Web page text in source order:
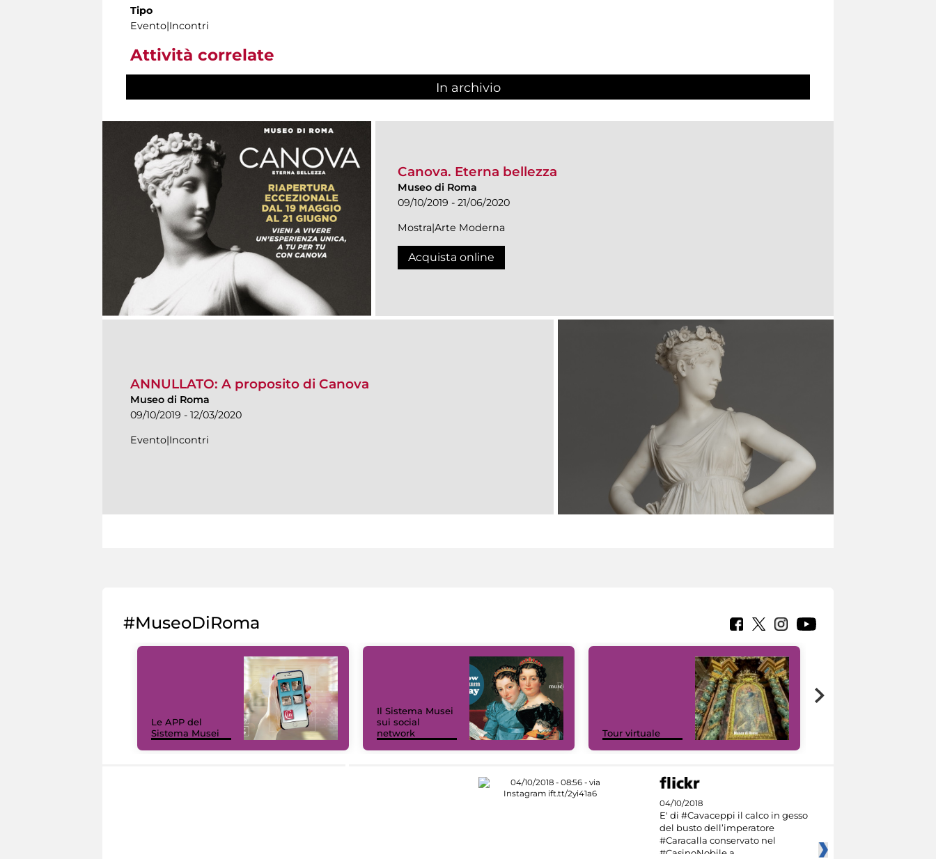
Tipo
Evento|Incontri
Attività correlate
In archivio
Canova. Eterna bellezza
Museo di Roma
09/10/2019 - 21/06/2020
Mostra|Arte Moderna
Acquista online
ANNULLATO: A proposito di Canova
Museo di Roma
09/10/2019 - 12/03/2020
Evento|Incontri
#MuseoDiRoma
Le APP del
Sistema Musei
Il Sistema Musei
sui social
network
Tour virtuale
04/10/2018
E' di #Cavaceppi il calco in gesso
del busto dell’imperatore
#Caracalla conservato nel
#CasinoNobile a